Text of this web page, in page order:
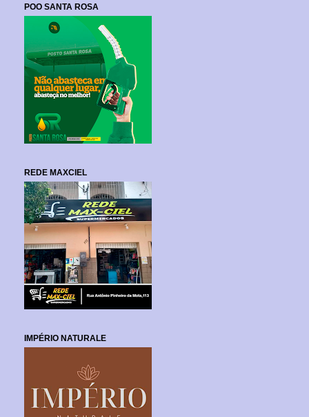
POO SANTA ROSA
REDE MAXCIEL
IMPÉRIO NATURALE